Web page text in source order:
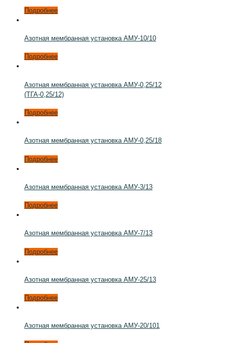
Подробнее
Азотная мембранная установка АМУ-10/10
Подробнее
Азотная мембранная установка АМУ-0,25/12
(ТГА-0,25/12)
Подробнее
Азотная мембранная установка АМУ-0,25/18
Подробнее
Азотная мембранная установка АМУ-3/13
Подробнее
Азотная мембранная установка АМУ-7/13
Подробнее
Азотная мембранная установка АМУ-25/13
Подробнее
Азотная мембранная установка АМУ-20/101